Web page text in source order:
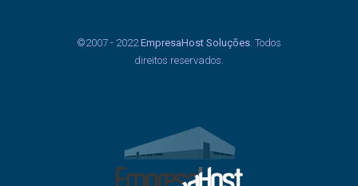
©2007 - 2022EmpresaHost Soluções. Todos
direitos reservados.